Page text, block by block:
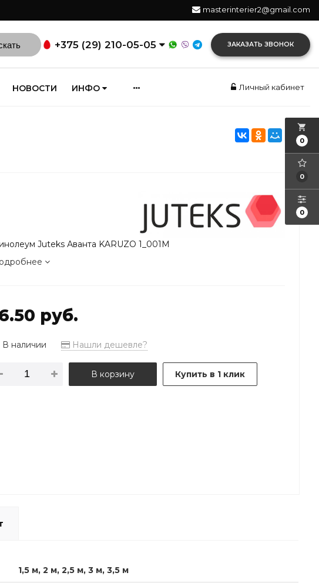
masterinterier2@gmail.com
+375 (29) 210-05-05 ЗАКАЗАТЬ ЗВОНОК
НОВОСТИ ИНФО Личный кабинет
local_grocery_store
0
0
0
Juteks Аванта KARUZO 1_001M
руб.
В наличии Нашли дешевле?
В корзину Купить в 1 клик
1,5 м, 2 м, 2,5 м, 3 м, 3,5 м